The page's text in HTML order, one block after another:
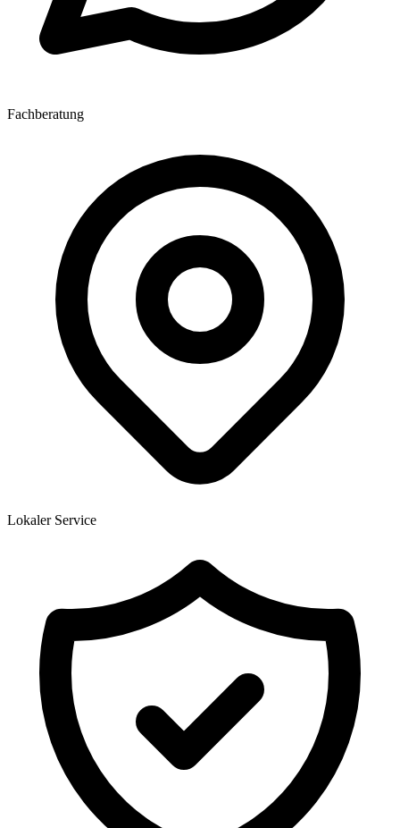
Fachberatung
Lokaler Service